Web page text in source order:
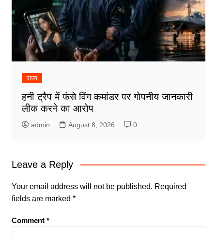
राज्य
हनी ट्रैप में फंसे विंग कमांडर पर गोपनीय जानकारी
लीक करने का आरोप
admin August 8, 2026 0
Leave a Reply
Your email address will not be published. Required
fields are marked *
Comment *